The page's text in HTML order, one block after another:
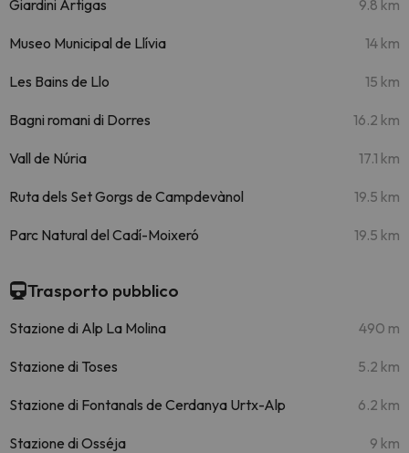
Giardini Artigas 9.8 km
Museo Municipal de Llívia 14 km
Les Bains de Llo 15 km
Bagni romani di Dorres 16.2 km
Vall de Núria 17.1 km
Ruta dels Set Gorgs de Campdevànol 19.5 km
Parc Natural del Cadí-Moixeró 19.5 km
Trasporto pubblico
Stazione di Alp La Molina 490 m
Stazione di Toses 5.2 km
Stazione di Fontanals de Cerdanya Urtx-Alp 6.2 km
Stazione di Osséja 9 km